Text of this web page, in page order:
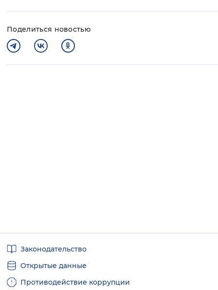
Поделиться новостью
ссылкиЗаконодательство
Открытые данные
Противодействие коррупции